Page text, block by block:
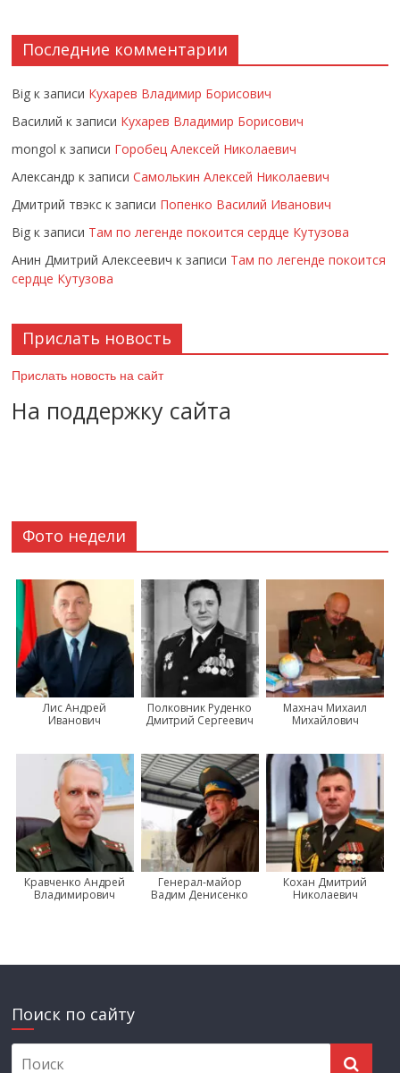
Последние комментарии
Big к записи Кухарев Владимир Борисович
Василий к записи Кухарев Владимир Борисович
mongol к записи Горобец Алексей Николаевич
Александр к записиСамолькин Алексей Николаевич
Дмитрий твэкс к записи Попенко Василий Иванович
Big к записи Там по легенде покоится сердце Кутузова
Анин Дмитрий Алексеевич к записи Там по легенде покоится
сердце Кутузова
Прислать новость
Прислать новость на сайт
На поддержку сайта
Фото недели
Лис Андрей
Иванович
Полковник Руденко
Дмитрий Сергеевич
Махнач Михаил
Михайлович
Кравченко Андрей
Владимирович
Генерал-майор
Вадим Денисенко
Кохан Дмитрий
Николаевич
Поиск по сайту